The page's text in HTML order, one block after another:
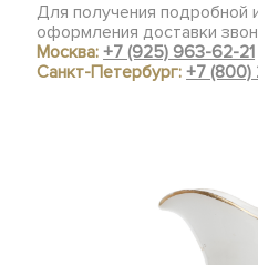
Для получения подробной
оформления доставки
Москва:+7 (925) 963-62-21
Санкт-Петербург:+7 (800)